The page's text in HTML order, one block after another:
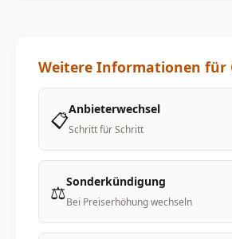
Weitere Informationen für
📋Anbieterwechsel
Schritt für Schritt
⚖️Sonderkündigung
Bei Preiserhöhung wechseln